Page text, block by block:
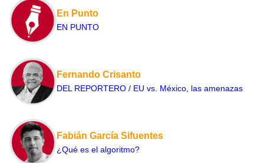
En Punto
EN PUNTO
Fernando Crisanto
DEL REPORTERO / EU vs. México, las amenazas
Fabián García Sifuentes
¿Qué es el algoritmo?